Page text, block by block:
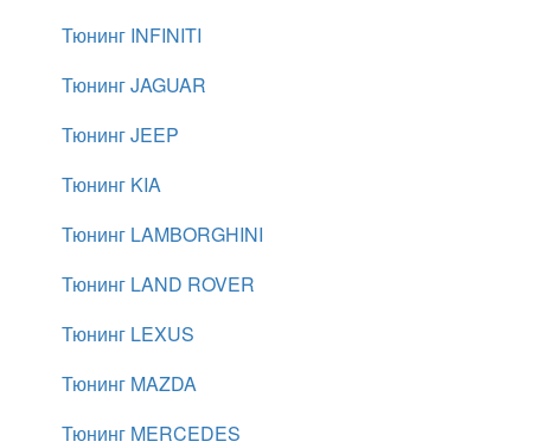
Тюнинг INFINITI
Тюнинг JAGUAR
Тюнинг JEEP
Тюнинг KIA
Тюнинг LAMBORGHINI
Тюнинг LAND ROVER
Тюнинг LEXUS
Тюнинг MAZDA
Тюнинг MERCEDES